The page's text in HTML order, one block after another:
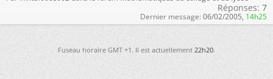
Réponses: 7
Dernier message: 06/02/2005, 14h25
Fuseau horaire GMT +1. Il est actuellement22h20.